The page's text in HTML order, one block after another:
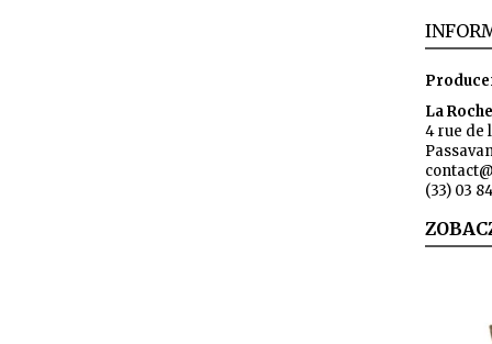
La
4 rue de
(33) 03